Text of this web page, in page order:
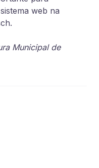
web na
Municipal de